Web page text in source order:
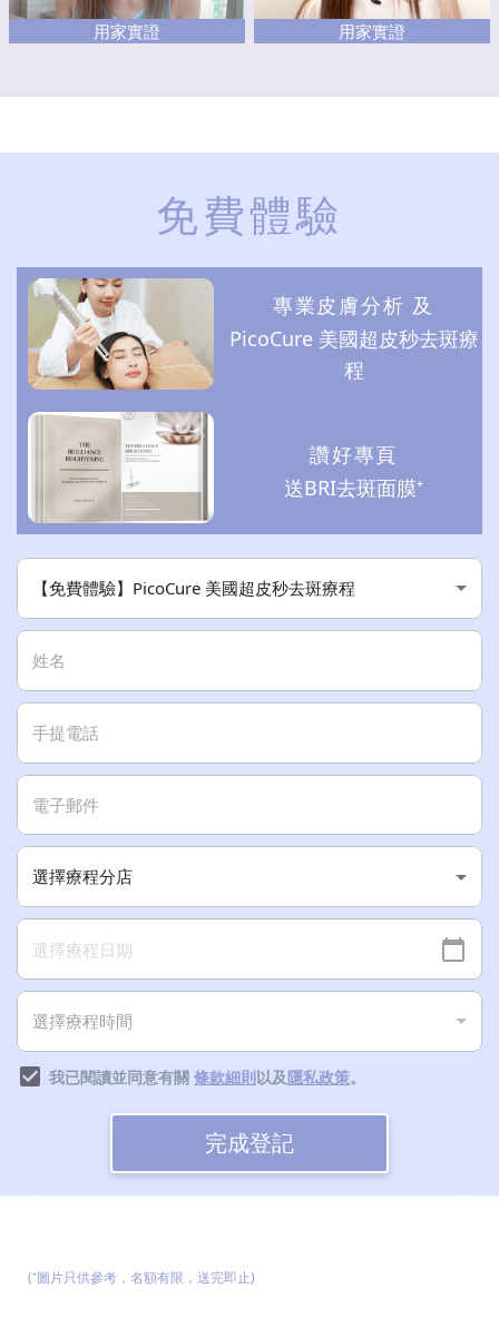
用家實證 用家實證
免費體驗
專業皮膚分析 及
PicoCure 美國超皮秒去斑療
程
讚好專頁
送BRI去斑面膜⁺
我已閱讀並同意有關 條款細則以及隱私政策。
完成登記
(⁺圖片只供參考，名額有限，送完即止)